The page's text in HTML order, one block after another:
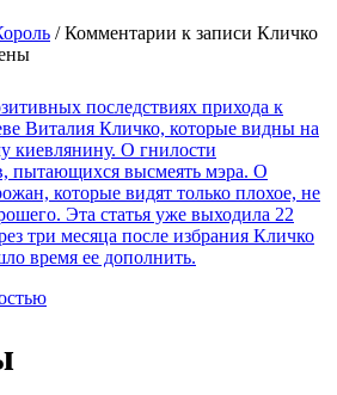
/Комментарии к записи Кличко
последствиях прихода к
Виталия Кличко, которые видны на
киевлянину. О гнилости
пытающихся высмеять мэра. О
которые видят только плохое, не
Эта статья уже выходила 22
три месяца после избрания Кличко
время ее дополнить.